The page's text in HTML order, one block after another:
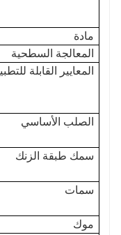
مادة
المعالجة السطحية
المعايير القابلة
الصلب الأساسي
سمك طبقة الزنك
سمات
موك